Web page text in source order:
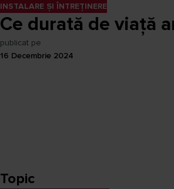
INSTALARE ȘI ÎNTREȚINERE
Ce durată de viață
publicat pe
16 Decembrie 2024
Topic